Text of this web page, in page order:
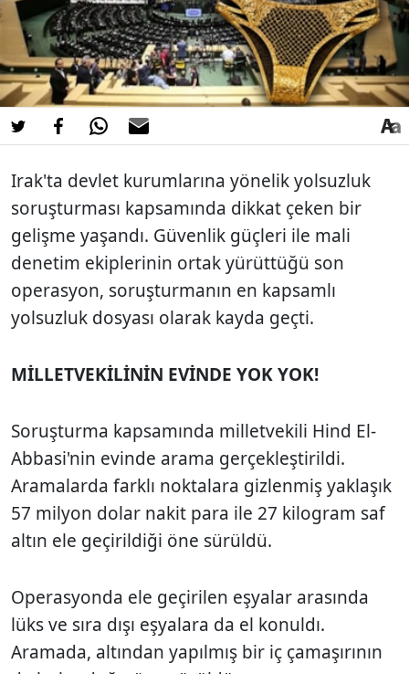
Irak'ta devlet kurumlarına yönelik yolsuzluk
soruşturması kapsamında dikkat çeken bir
gelişme yaşandı. Güvenlik güçleri ile mali
denetim ekiplerinin ortak yürüttüğü son
operasyon, soruşturmanın en kapsamlı
yolsuzluk dosyası olarak kayda geçti.
MİLLETVEKİLİNİN EVİNDE YOK YOK!
Soruşturma kapsamında milletvekili Hind El-
Abbasi'nin evinde arama gerçekleştirildi.
Aramalarda farklı noktalara gizlenmiş yaklaşık
57 milyon dolar nakit para ile 27 kilogram saf
altın ele geçirildiği öne sürüldü.
Operasyonda ele geçirilen eşyalar arasında
lüks ve sıra dışı eşyalara da el konuldı.
Aramada, altından yapılmış bir iç çamaşırının